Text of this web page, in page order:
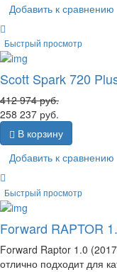
Добавить к сравнению
Быстрый просмотр
Scott Spark 720
412 974руб.
258 237 руб.
В корзину
Добавить к сравнению
Быстрый просмотр
Forward RAPTOR
Forward Raptor 1.0
отлично подходит для